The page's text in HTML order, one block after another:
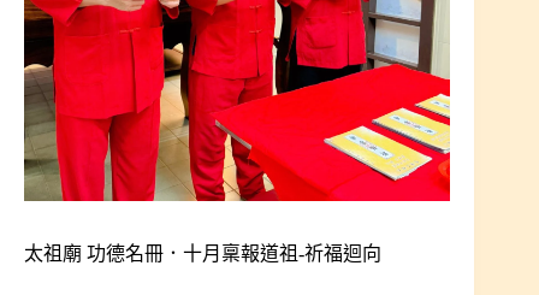
太祖廟 功德名冊．十月稟報道祖-祈福迴向